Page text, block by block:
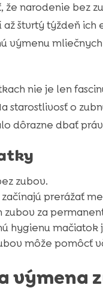
že narodenie bez
štvrtý týždeň ich
výmenu
nie je len
starostlivosť o
dôrazne dbať
zubov.
prerážať
za
hygienu
môže pomôcť
výmena